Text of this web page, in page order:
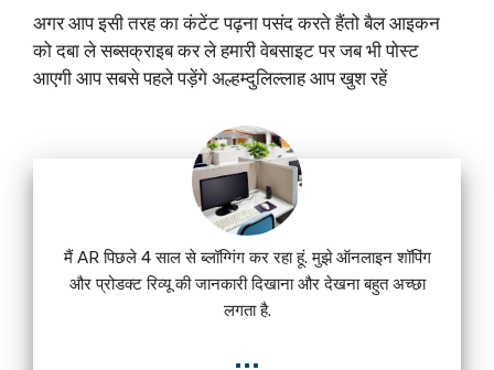
अगर आप इसी तरह का कंटेंट पढ़ना पसंद करते हैंतो बैल आइकन
को दबा ले सब्सक्राइब कर ले हमारी वेबसाइट पर जब भी पोस्ट
आएगी आप सबसे पहले पड़ेंगे अल्हम्दुलिल्लाह आप खुश रहें
मैं AR पिछले 4 साल से ब्लॉग्गिंग कर रहा हूं. मुझे ऑनलाइन शॉपिंग
और प्रोडक्ट रिव्यू की जानकारी दिखाना और देखना बहुत अच्छा
लगता है.
...